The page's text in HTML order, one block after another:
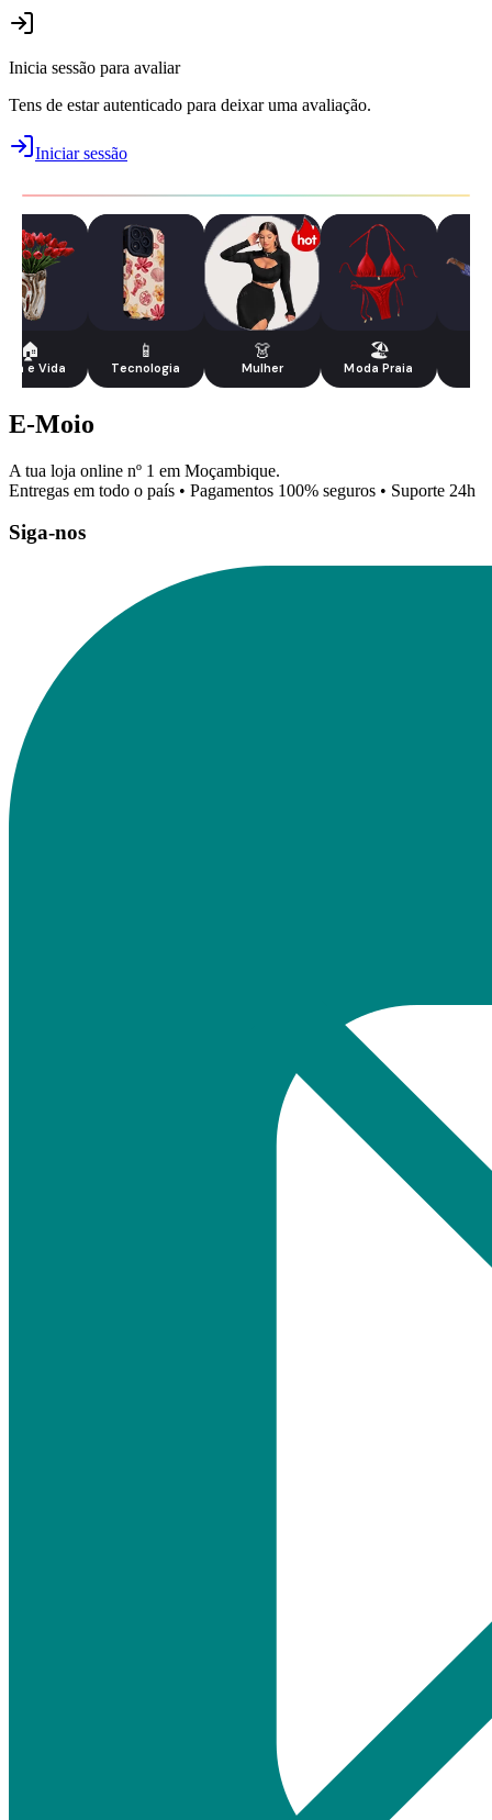
Inicia sessão para avaliar
Tens de estar autenticado para deixar uma avaliação.
Iniciar sessão
🏠
e Vida
📱
Tecnologia
👗
Mulher
🏖️
Moda Praia
E-Moio
A tua loja online nº 1 em Moçambique.
Entregas em todo o país • Pagamentos 100% seguros • Suporte 24h
Siga-nos